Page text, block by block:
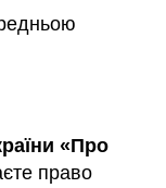
«Про
право